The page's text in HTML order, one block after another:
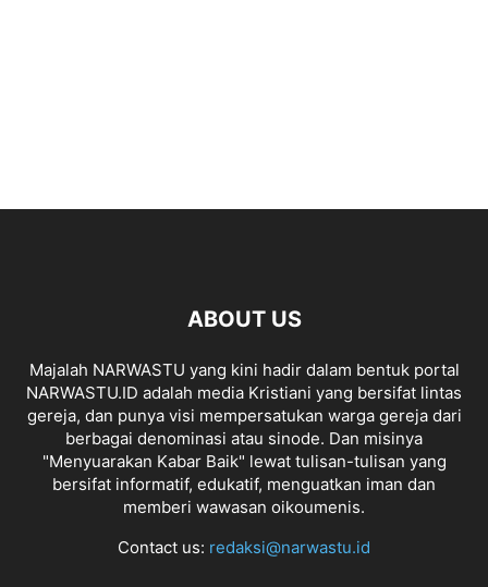
ABOUT US
Majalah NARWASTU yang kini hadir dalam bentuk portal
NARWASTU.ID adalah media Kristiani yang bersifat lintas
gereja, dan punya visi mempersatukan warga gereja dari
berbagai denominasi atau sinode. Dan misinya
"Menyuarakan Kabar Baik" lewat tulisan-tulisan yang
bersifat informatif, edukatif, menguatkan iman dan
memberi wawasan oikoumenis.
Contact us: redaksi@narwastu.id